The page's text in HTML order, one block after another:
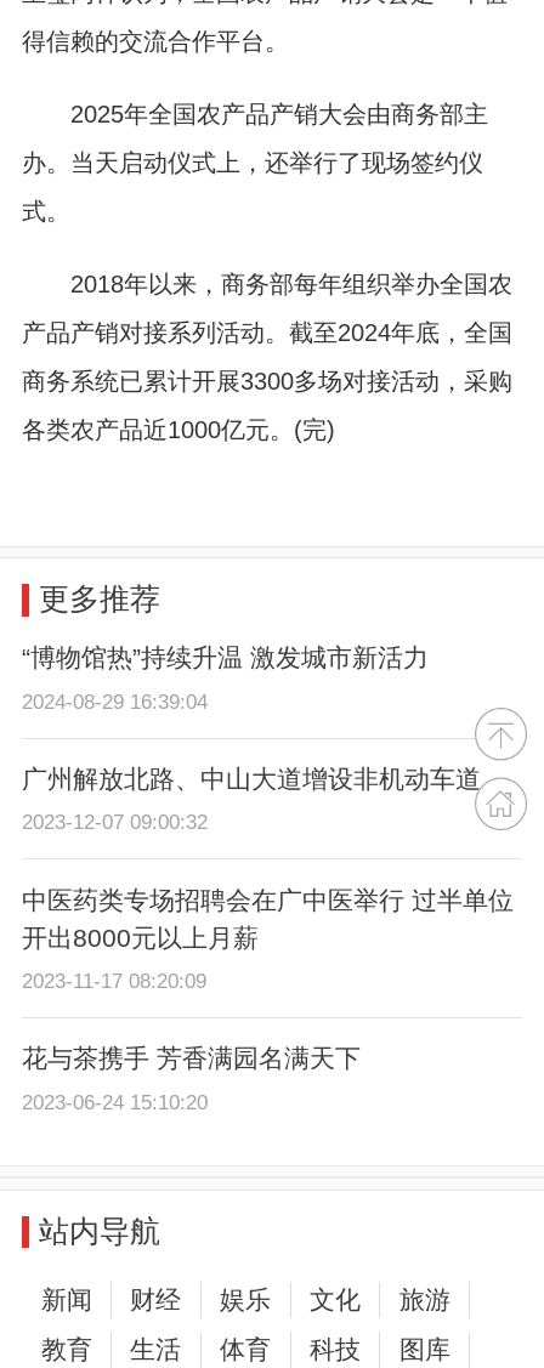
得信赖的交流合作平台。
2025年全国农产品产销大会由商务部主
办。当天启动仪式上，还举行了现场签约仪
式。
2018年以来，商务部每年组织举办全国农
产品产销对接系列活动。截至2024年底，全国
商务系统已累计开展3300多场对接活动，采购
各类农产品近1000亿元。(完)
更多推荐
“博物馆热”持续升温 激发城市新活力
2024-08-29 16:39:04
广州解放北路、中山大道增设非机动车道
2023-12-07 09:00:32
中医药类专场招聘会在广中医举行 过半单位
开出8000元以上月薪
2023-11-17 08:20:09
花与茶携手 芳香满园名满天下
2023-06-24 15:10:20
站内导航
新闻 财经 娱乐 文化
旅游
教育
生活 体育 科技 图库